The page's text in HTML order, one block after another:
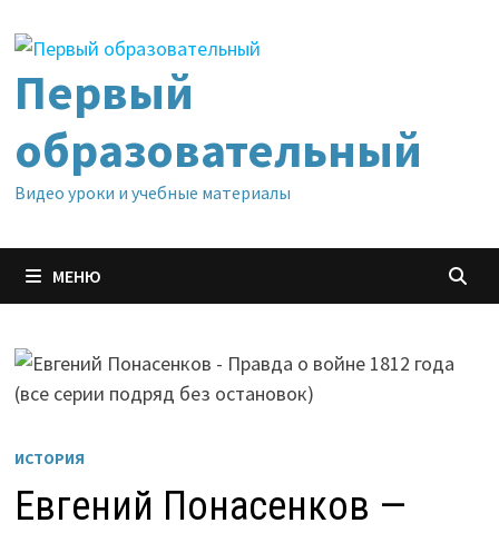
содержимому
Первый
образовательный
Видео уроки и учебные материалы
МЕНЮ
ИСТОРИЯ
Евгений Понасенков —